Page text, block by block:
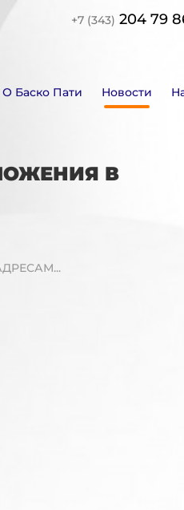
+7 (343) 204 79
О Баско Пати Новости
В